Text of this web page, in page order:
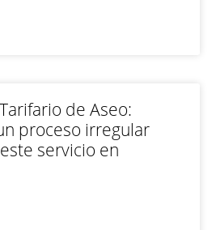
de Aseo:
proceso irregular
servicio en